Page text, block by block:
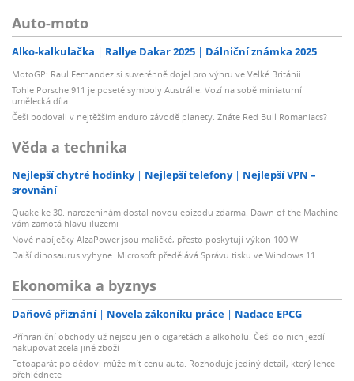
Auto-moto
Alko-kalkulačka Rallye Dakar 2025 Dálniční známka 2025
MotoGP: Raul Fernandez si suverénně dojel pro výhru ve Velké Británii
Tohle Porsche 911 je poseté symboly Austrálie. Vozí na sobě miniaturní
umělecká díla
Češi bodovali v nejtěžším enduro závodě planety. Znáte Red Bull Romaniacs?
Věda a technika
Nejlepší chytré hodinky Nejlepší telefony
Nejlepší VPN –
srovnání
Quake ke 30. narozeninám dostal novou epizodu zdarma. Dawn of the Machine
vám zamotá hlavu iluzemi
Nové nabíječky AlzaPower jsou maličké, přesto poskytují výkon 100 W
Další dinosaurus vyhyne. Microsoft předělává Správu tisku ve Windows 11
Ekonomika a byznys
Daňové přiznání Novela zákoníku práce Nadace EPCG
Příhraniční obchody už nejsou jen o cigaretách a alkoholu. Češi do nich jezdí
nakupovat zcela jiné zboží
Fotoaparát po dědovi může mít cenu auta. Rozhoduje jediný detail, který lehce
přehlédnete